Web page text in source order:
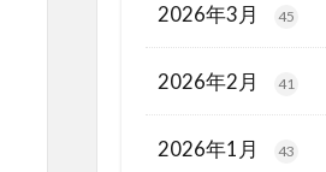
2026年3月 45
2026年2月 41
2026年1月 43